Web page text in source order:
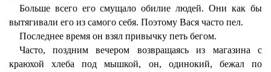
Больше всего его смущало обилие людей. Они как бы
вытягивали его из самого себя. Поэтому Вася часто пел.
Последнее время он взял привычку петь бегом.
Часто, поздним вечером возвращаясь из магазина с
краюхой хлеба под мышкой, он, одинокий, бежал по